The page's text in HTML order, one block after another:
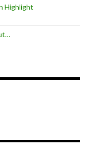
Highlight